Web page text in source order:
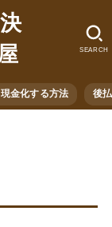
金化する方法 後
SEARCH